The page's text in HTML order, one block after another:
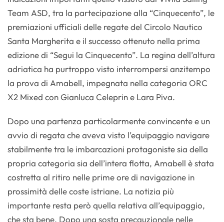
Team ASD, tra la partecipazione alla “Cinquecento”, le
premiazioni ufficiali delle regate del Circolo Nautico
Santa Margherita e il successo ottenuto nella prima
edizione di “Segui la Cinquecento”. La regina dell’altura
adriatica ha purtroppo visto interrompersi anzitempo
la prova di Amabell, impegnata nella categoria ORC
X2 Mixed con Gianluca Celeprin e Lara Piva.
Dopo una partenza particolarmente convincente e un
avvio di regata che aveva visto l’equipaggio navigare
stabilmente tra le imbarcazioni protagoniste sia della
propria categoria sia dell’intera flotta, Amabell è stata
costretta al ritiro nelle prime ore di navigazione in
prossimità delle coste istriane. La notizia più
importante resta però quella relativa all’equipaggio,
che sta bene. Dopo una sosta precauzionale nelle